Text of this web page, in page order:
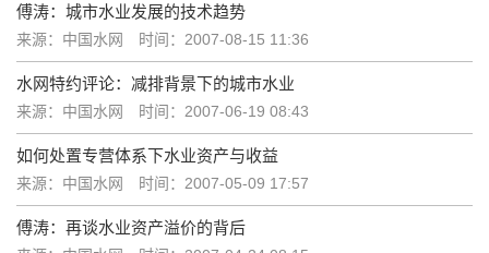
傅涛：城市水业发展的技术趋势
来源：中国水网 时间：2007-08-15 11:36
水网特约评论：减排背景下的城市水业
来源：中国水网 时间：2007-06-19 08:43
如何处置专营体系下水业资产与收益
来源：中国水网 时间：2007-05-09 17:57
傅涛：再谈水业资产溢价的背后